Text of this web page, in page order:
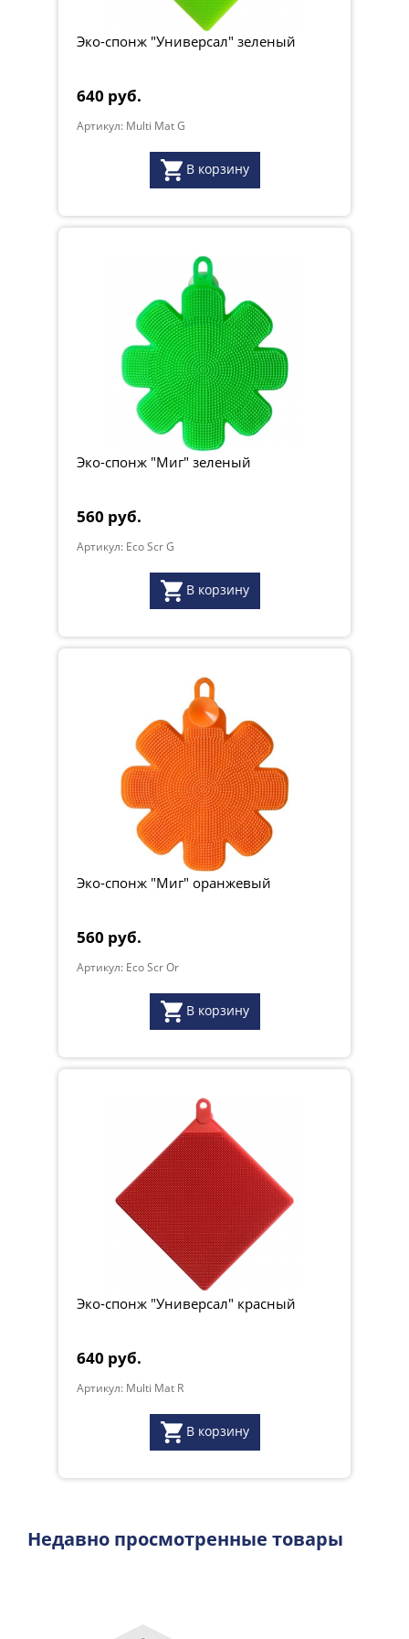
Эко-спонж "Универсал" зеленый
640 руб.
Артикул: Multi Mat G
В корзину
Эко-спонж "Миг" зеленый
560 руб.
Артикул: Eco Scr G
В корзину
Эко-спонж "Миг" оранжевый
560 руб.
Артикул: Eco Scr Or
В корзину
Эко-спонж "Универсал" красный
640 руб.
Артикул: Multi Mat R
В корзину
Недавно просмотренные товары